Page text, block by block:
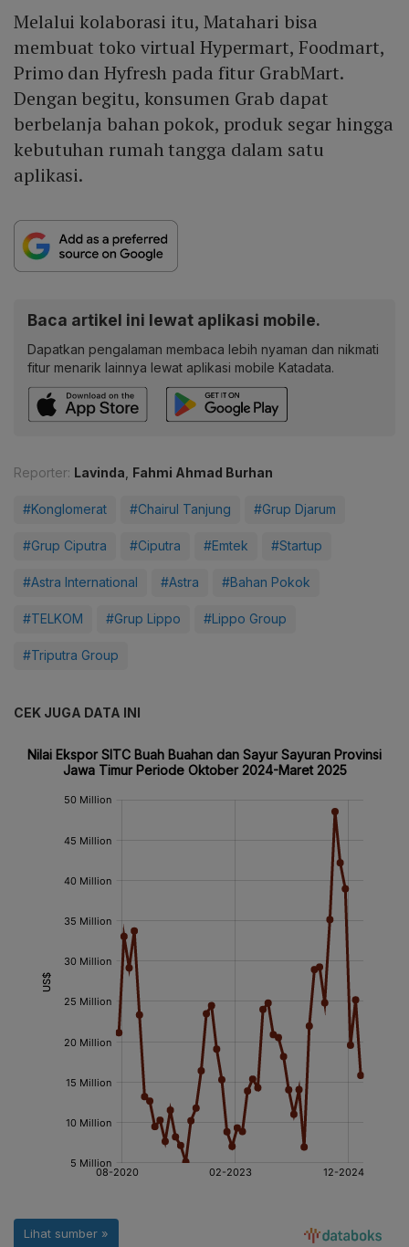
Melalui kolaborasi itu, Matahari bisa
membuat toko virtual Hypermart, Foodmart,
Primo dan Hyfresh pada fitur GrabMart.
Dengan begitu, konsumen Grab dapat
berbelanja bahan pokok, produk segar hingga
kebutuhan rumah tangga dalam satu
aplikasi.
Baca artikel ini lewat aplikasi mobile.
Dapatkan pengalaman membaca lebih nyaman dan nikmati
fitur menarik lainnya lewat aplikasi mobile Katadata.
Reporter: Lavinda Fahmi Ahmad Burhan
#Konglomerat #Chairul Tanjung #Grup Djarum
#Grup Ciputra #Ciputra #Emtek #Startup
#Astra International #Astra #Bahan Pokok
#TELKOM #Grup Lippo #Lippo Group
#Triputra Group
CEK JUGA DATA INI